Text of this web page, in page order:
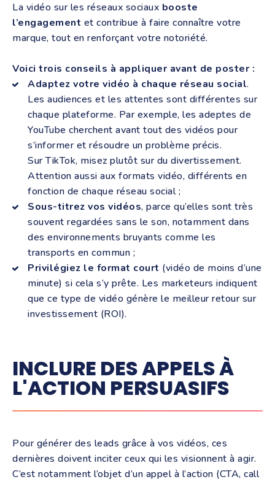
La vidéo sur les réseaux sociaux booste
l’engagement et contribue à faire connaître votre
marque, tout en renforçant votre notoriété.
Voici trois conseils à appliquer avant de poster :
Adaptez votre vidéo à chaque réseau social.
Les audiences et les attentes sont différentes sur
chaque plateforme. Par exemple, les adeptes de
YouTube cherchent avant tout des vidéos pour
s’informer et résoudre un problème précis.
Sur TikTok, misez plutôt sur du divertissement.
Attention aussi aux formats vidéo, différents en
fonction de chaque réseau social ;
Sous-titrez vos vidéos, parce qu’elles sont très
souvent regardées sans le son, notamment dans
des environnements bruyants comme les
transports en commun ;
Privilégiez le format court (vidéo de moins d’une
minute) si cela s’y prête. Les marketeurs indiquent
que ce type de vidéo génère le meilleur retour sur
investissement (ROI).
INCLURE DES APPELS À
L'ACTION PERSUASIFS
Pour générer des leads grâce à vos vidéos, ces
dernières doivent inciter ceux qui les visionnent à agir.
C’est notamment l’objet d’un appel à l’action (CTA, call